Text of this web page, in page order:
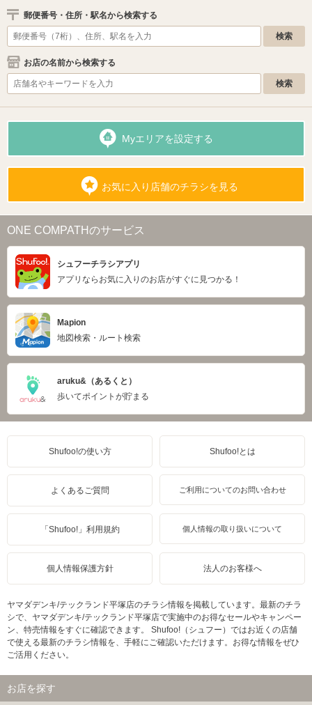
郵便番号・住所・駅名から検索する
お店の名前から検索する
Myエリアを設定する
お気に入り店舗のチラシを見る
ONE COMPATHのサービス
シュフーチラシアプリ
アプリならお気に入りのお店がすぐに見つかる！
Mapion
地図検索・ルート検索
aruku&（あるくと）
歩いてポイントが貯まる
Shufoo!の使い方 Shufoo!とは
よくあるご質問 ご利用についてのお問い合わせ
「Shufoo!」利用規約 個人情報の取り扱いについて
個人情報保護方針 法人のお客様へ
ヤマダデンキ/テックランド平塚店のチラシ情報を掲載しています。最新のチラ
シで、ヤマダデンキ/テックランド平塚店で実施中のお得なセールやキャンペー
ン、特売情報をすぐに確認できます。 Shufoo!（シュフー）ではお近くの店舗
で使える最新のチラシ情報を、手軽にご確認いただけます。お得な情報をぜひ
ご活用ください。
お店を探す